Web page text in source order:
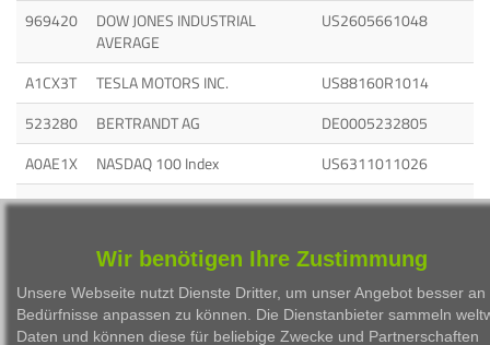
969420
DOW JONES INDUSTRIAL
AVERAGE
US2605661048
A1CX3T TESLA MOTORS INC.
US88160R1014
523280
BERTRANDT AG
DE0005232805
A0AE1X
NASDAQ 100 Index
US6311011026
A2PSR2
BIONTECH SE ADRS 1
US09075V1026
Wir benötigen Ihre Zustimmung
Unsere Webseite nutzt Dienste Dritter, um unser Angebot besser an
Bedürfnisse anpassen zu können. Die Dienstanbieter sammeln
Daten und können diese für beliebige Zwecke und Partnerschaften